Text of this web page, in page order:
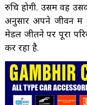
रुचि होगी. उसमें वह
अनुसार अपने जीवन में
मेडल जीतने पर पूरा
कर रहा है.